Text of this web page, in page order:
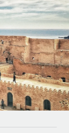
Abläufe
zu